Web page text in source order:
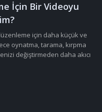
İçin Bir Videoyu
için daha küçük ve
oynatma, tarama, kırpma
değiştirmeden daha akıcı